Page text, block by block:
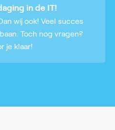
in de IT!
wij ook! Veel succes
Toch nog vragen?
je klaar!